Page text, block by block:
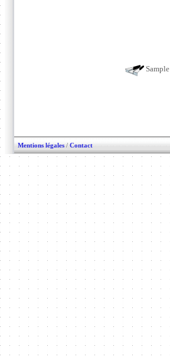
Sample
Mentions légales / Contact